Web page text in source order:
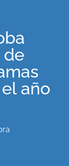
de
año